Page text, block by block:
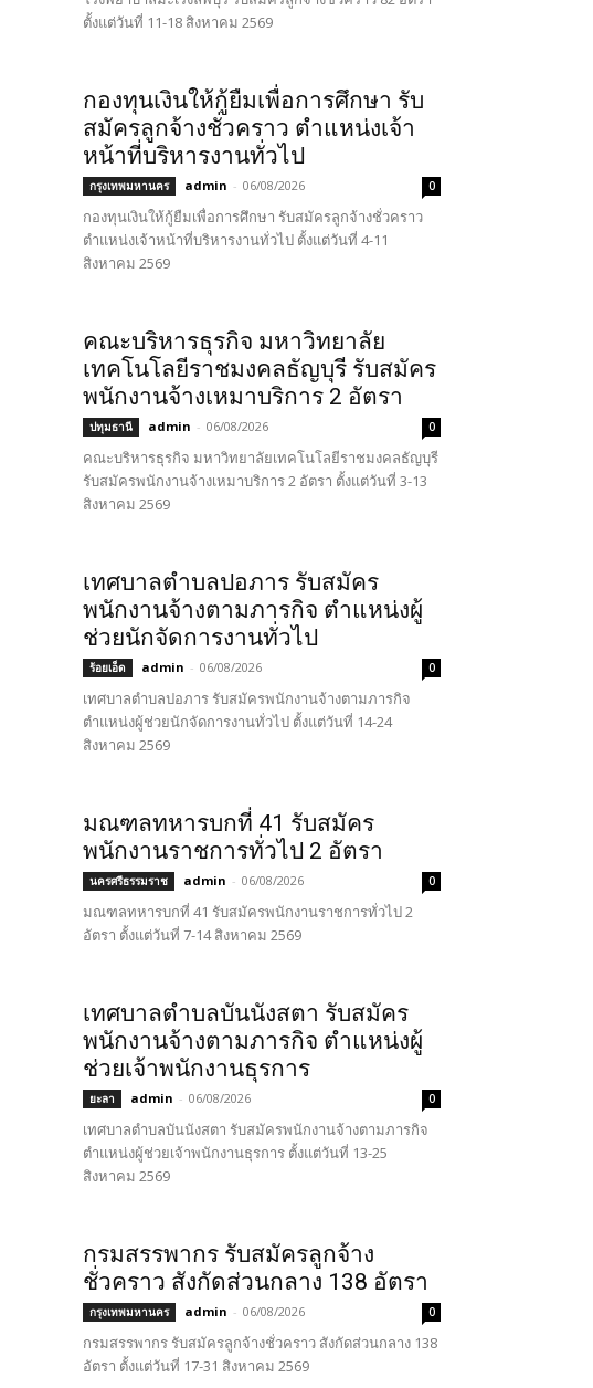
ตั้งแต่วันที่ 11-18 สิงหาคม 2569
กองทุนเงินให้กู้ยืมเพื่อการศึกษา รับ
สมัครลูกจ้างชั่วคราว ตำแหน่งเจ้า
หน้าที่บริหารงานทั่วไป
กรุงเทพมหานคร admin - 06/08/2026 0
กองทุนเงินให้กู้ยืมเพื่อการศึกษา รับสมัครลูกจ้างชั่วคราว
ตำแหน่งเจ้าหน้าที่บริหารงานทั่วไป ตั้งแต่วันที่ 4-11
สิงหาคม 2569
คณะบริหารธุรกิจ มหาวิทยาลัย
เทคโนโลยีราชมงคลธัญบุรี รับสมัคร
พนักงานจ้างเหมาบริการ 2 อัตรา
ปทุมธานี admin - 06/08/2026 0
คณะบริหารธุรกิจ มหาวิทยาลัยเทคโนโลยีราชมงคลธัญบุรี
รับสมัครพนักงานจ้างเหมาบริการ 2 อัตรา ตั้งแต่วันที่ 3-13
สิงหาคม 2569
เทศบาลตำบลปอภาร รับสมัคร
พนักงานจ้างตามภารกิจ ตำแหน่งผู้
ช่วยนักจัดการงานทั่วไป
ร้อยเอ็ด admin - 06/08/2026 0
เทศบาลตำบลปอภาร รับสมัครพนักงานจ้างตามภารกิจ
ตำแหน่งผู้ช่วยนักจัดการงานทั่วไป ตั้งแต่วันที่ 14-24
สิงหาคม 2569
มณฑลทหารบกที่ 41 รับสมัคร
พนักงานราชการทั่วไป 2 อัตรา
นครศรีธรรมราช admin - 06/08/2026 0
มณฑลทหารบกที่ 41 รับสมัครพนักงานราชการทั่วไป 2
อัตรา ตั้งแต่วันที่ 7-14 สิงหาคม 2569
เทศบาลตำบลบันนังสตา รับสมัคร
พนักงานจ้างตามภารกิจ ตำแหน่งผู้
ช่วยเจ้าพนักงานธุรการ
ยะลา admin - 06/08/2026 0
เทศบาลตำบลบันนังสตา รับสมัครพนักงานจ้างตามภารกิจ
ตำแหน่งผู้ช่วยเจ้าพนักงานธุรการ ตั้งแต่วันที่ 13-25
สิงหาคม 2569
กรมสรรพากร รับสมัครลูกจ้าง
ชั่วคราว สังกัดส่วนกลาง 138 อัตรา
กรุงเทพมหานคร admin - 06/08/2026 0
กรมสรรพากร รับสมัครลูกจ้างชั่วคราว สังกัดส่วนกลาง 138
อัตรา ตั้งแต่วันที่ 17-31 สิงหาคม 2569